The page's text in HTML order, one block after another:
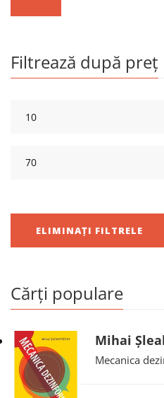
Filtrează după preț
ELIMINAȚI FILTRELE
Cărți populare
Mihai
Mecanica